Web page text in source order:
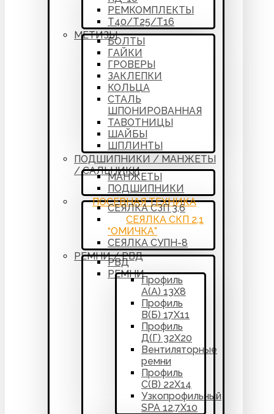
РЕМКОМПЛЕКТЫ
Т40/Т25/Т16
МЕТИЗЫ
БОЛТЫ
ГАЙКИ
ГРОВЕРЫ
ЗАКЛЕПКИ
КОЛЬЦА
СТАЛЬ
ШПОНИРОВАННАЯ
ТАВОТНИЦЫ
ШАЙБЫ
ШПЛИНТЫ
ПОДШИПНИКИ / МАНЖЕТЫ
/ САЛЬНИКИ
МАНЖЕТЫ
ПОДШИПНИКИ
ПОСЕВНАЯ ТЕХНИКА
СЕЯЛКА СЗП 3,6
СЕЯЛКА СКП 2,1
“ОМИЧКА”
СЕЯЛКА СУПН-8
РЕМНИ / РВД
РВД
РЕМНИ
Профиль
А(А) 13Х8
Профиль
В(Б) 17Х11
Профиль
Д(Г) 32Х20
Вентиляторные
ремни
Профиль
С(В) 22Х14
Узкопрофильный
SPA 12,7Х10